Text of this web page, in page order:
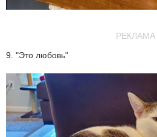
РЕКЛАМА
9. "Это любовь"